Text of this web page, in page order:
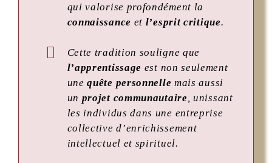
qui valorise profondément la
connaissance et l’esprit critique.
Cette tradition souligne que
l’apprentissage est non seulement
unequête personnelle mais aussi
un projet communautaire, unissant
les individus dans une entreprise
collective d’enrichissement
intellectuel et spirituel.